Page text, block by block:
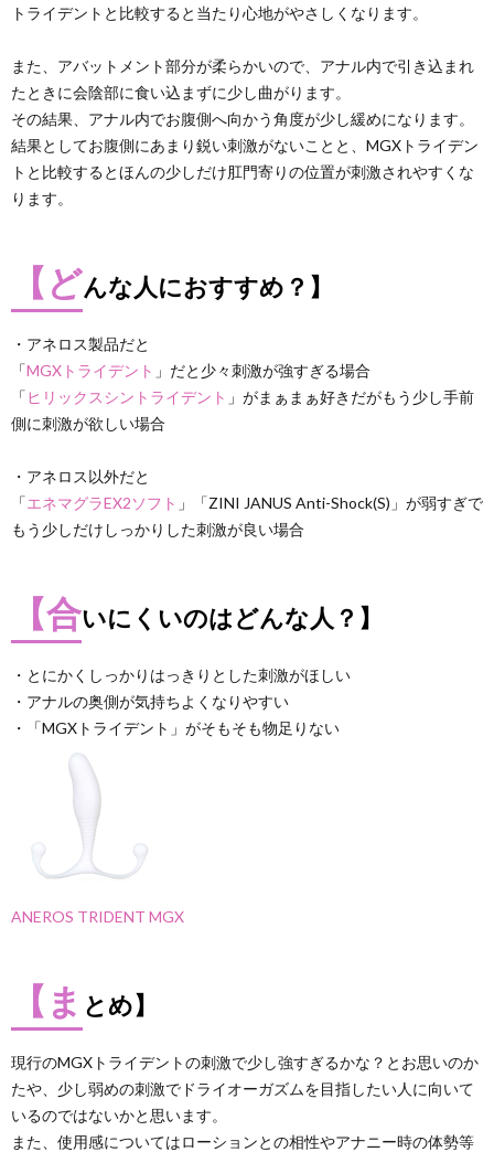
トライデントと比較すると当たり心地がやさしくなります。
また、アバットメント部分が柔らかいので、アナル内で引き込まれ
たときに会陰部に食い込まずに少し曲がります。
その結果、アナル内でお腹側へ向かう角度が少し緩めになります。
結果としてお腹側にあまり鋭い刺激がないことと、MGXトライデン
トと比較するとほんの少しだけ肛門寄りの位置が刺激されやすくな
ります。
【どんな人におすすめ？】
・アネロス製品だと
「MGXトライデント 」だと少々刺激が強すぎる場合
「ヒリックスシントライデント 」がまぁまぁ好きだがもう少し手前
側に刺激が欲しい場合
・アネロス以外だと
「エネマグラEX2ソフト 」「ZINI JANUS Anti-Shock(S)」が弱すぎで
もう少しだけしっかりした刺激が良い場合
【合いにくいのはどんな人？】
・とにかくしっかりはっきりとした刺激がほしい
・アナルの奥側が気持ちよくなりやすい
・「MGXトライデント」がそもそも物足りない
ANEROS TRIDENT MGX
【ま とめ】
現行のMGXトライデントの刺激で少し強すぎるかな？とお思いのか
たや、少し弱めの刺激でドライオーガズムを目指したい人に向いて
いるのではないかと思います。
また、使用感についてはローションとの相性やアナニー時の体勢等